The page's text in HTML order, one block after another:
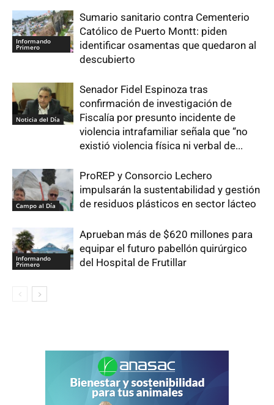
Informando
Primero
Sumario sanitario contra Cementerio
Católico de Puerto Montt: piden
identificar osamentas que quedaron al
descubierto
Noticia del Día
Senador Fidel Espinoza tras
confirmación de investigación de
Fiscalía por presunto incidente de
violencia intrafamiliar señala que “no
existió violencia física ni verbal de...
Campo al Día
ProREP y Consorcio Lechero
impulsarán la sustentabilidad y gestión
de residuos plásticos en sector lácteo
Informando
Primero
Aprueban más de $620 millones para
equipar el futuro pabellón quirúrgico
del Hospital de Frutillar